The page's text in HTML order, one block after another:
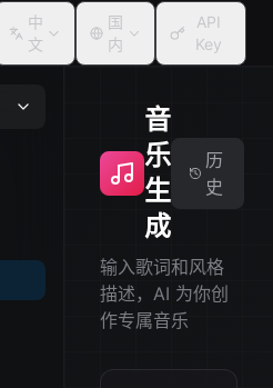
中
文
国
内
API
Key
音
乐
生
成
历
史
输入歌词和风格
描述，AI 为你创
作专属音乐